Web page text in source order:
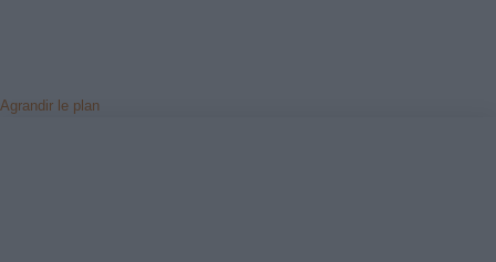
Agrandir le plan